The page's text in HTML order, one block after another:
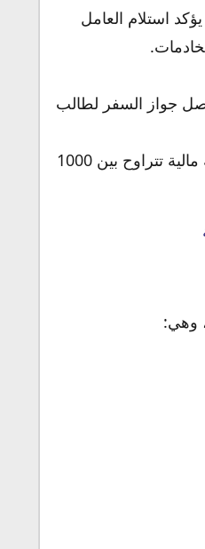
استلام العامل
جواز السفر لطالب
إذا لم يتم إلغاء تأشيرة الخروج النهائي بعد انتهاء مدتها، سوف يُوقع على صاحبها غرامة مالية تتراوح بين 1000
وهي: